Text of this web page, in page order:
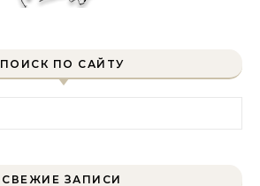
ПОИСК ПО САЙТУ
СВЕЖИЕ ЗАПИСИ